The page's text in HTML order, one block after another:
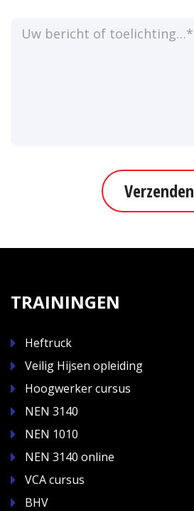
Verzenden
TRAININGEN
Heftruck
Veilig Hijsen opleiding
Hoogwerker cursus
NEN 3140
NEN 1010
NEN 3140 online
VCA cursus
BHV